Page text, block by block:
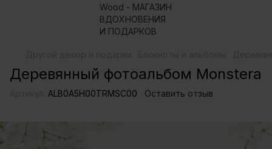
Деревянный фотоальбом Monstera
ALB0A5H00TRMSC00 Оставить отзыв